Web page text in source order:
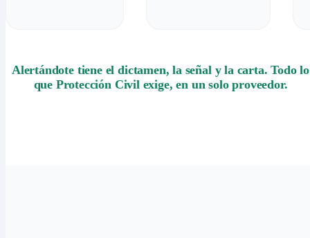
Alertándote tiene el dictamen, la señal y la carta. Todo lo
que Protección Civil exige, en un solo proveedor.